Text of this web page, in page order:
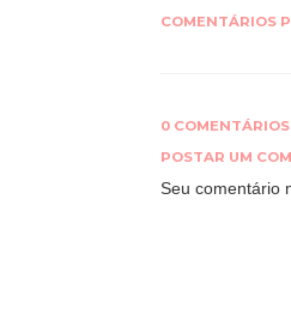
COMENTÁRIOS
0
POSTAR UM
Seu comentário